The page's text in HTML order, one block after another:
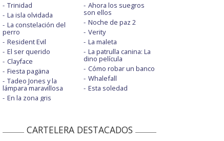
Trinidad
La isla olvidada
La constelación del
perro
Resident Evil
El ser querido
Clayface
Fiesta pagäna
Tadeo Jones y la
lámpara maravillosa
En la zona gris
Ahora los suegros
son ellos
Noche de paz 2
Verity
La maleta
La patrulla canina: La
dino película
Cómo robar un banco
Whalefall
Esta soledad
CARTELERA DESTACADOS